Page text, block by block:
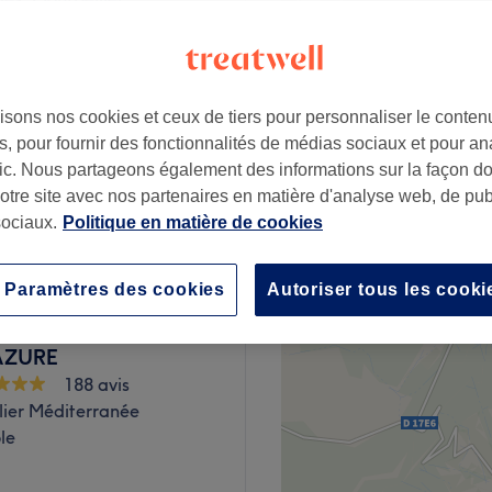
25 €
25 €
188 avis
Méditerranée
nos cookies et ceux de tiers pour personnaliser le
pour fournir des fonctionnalités de médias sociaux et pour
Nous partageons également des informations sur la façon
site avec nos partenaires en matière d'analyse web, de
Politique en matière de cookies
Autoriser tous les
Paramètres des cookies